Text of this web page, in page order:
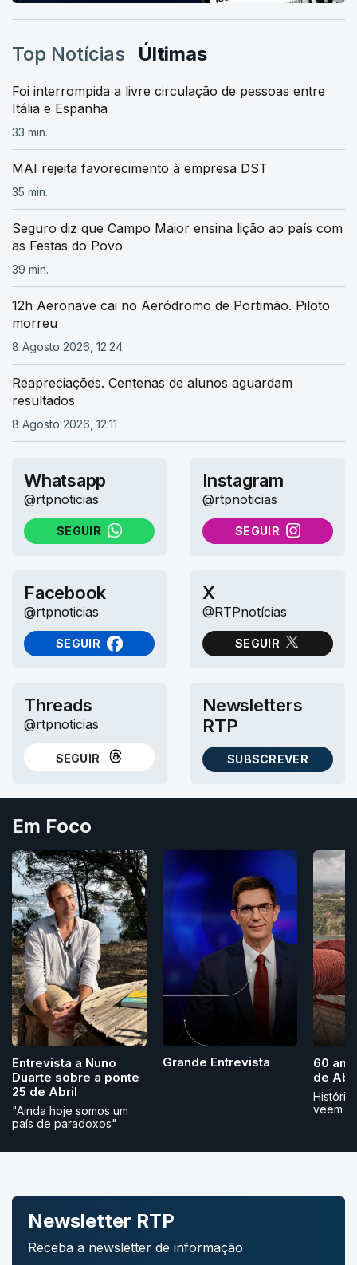
Top Notícias Últimas
Foi interrompida a livre circulação de pessoas entre
Itália e Espanha
33 min.
MAI rejeita favorecimento à empresa DST
35 min.
Seguro diz que Campo Maior ensina lição ao país com
as Festas do Povo
39 min.
12h Aeronave cai no Aeródromo de Portimão. Piloto
morreu
8 Agosto 2026, 12:24
Reapreciações. Centenas de alunos aguardam
resultados
8 Agosto 2026, 12:11
Whatsapp
@rtpnoticias
SEGUIR
NO WHATSAPP
Instagram
@rtpnoticias
SEGUIR
NO INSTAGRAM
Facebook
@rtpnoticias
SEGUIR
NO FACEBOOK
X
@RTPnotícias
SEGUIR
NO X (TWITTER)
Threads
@rtpnoticias
SEGUIR
NO THREADS
Newsletters
RTP
SUBSCREVER
AS NEWSLETTERS RTP
Em Foco
Entrevista a Nuno
Duarte sobre a ponte
25 de Abril
"Ainda hoje somos um
país de paradoxos"
Grande Entrevista
60
de
veem
Newsletter RTP
Receba a newsletter de informação